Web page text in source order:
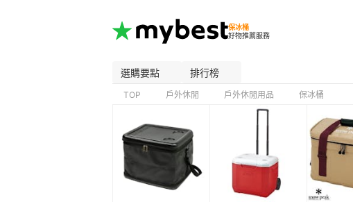
保冰桶
好物推薦服務
選購要點 排行榜
TOP 戶外休閒 戶外休閒用品 保冰桶